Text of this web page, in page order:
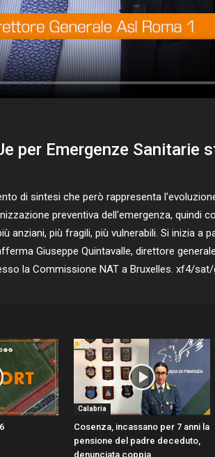
per Emergenze Sanitarie
di sintesi che però rappresenta
preventiva dell'emergenza,
anziani, più fragili, più vulnerabili. Si inizia a
Giuseppe Quintavalle, direttore
la Commissione NAT a Bruxelles. xf4/
Calabria
Cosenza, incassano per 7 anni la
pensione del padre deceduto,
denunciata coppia